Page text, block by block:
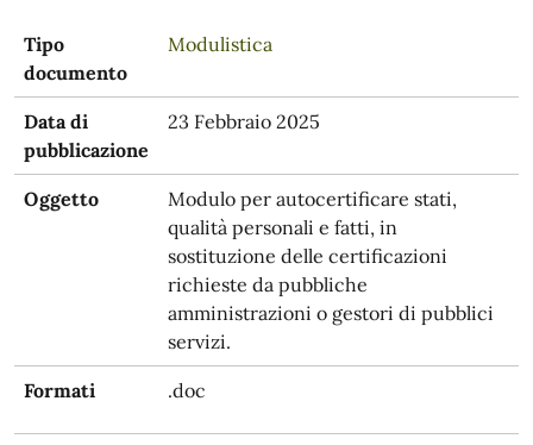
Tipo
documento
Modulistica
Data di
pubblicazione
23 Febbraio 2025
Oggetto
Modulo per autocertificare stati,
qualità personali e fatti, in
sostituzione delle certificazioni
richieste da pubbliche
amministrazioni o gestori di pubblici
servizi.
Formati .doc